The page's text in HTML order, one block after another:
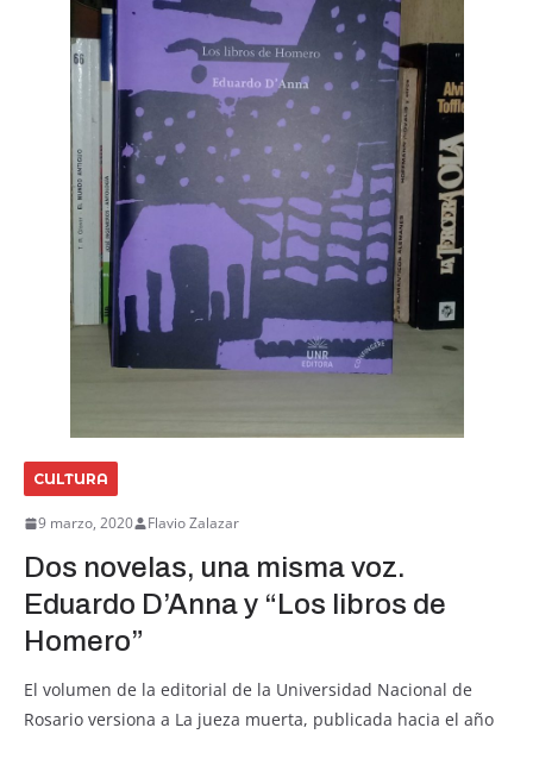
CULTURA
9 marzo, 2020 Flavio Zalazar
Dos novelas, una misma voz.
Eduardo D’Anna y “Los libros de
Homero”
El volumen de la editorial de la Universidad Nacional de
Rosario versiona a La jueza muerta, publicada hacia el año